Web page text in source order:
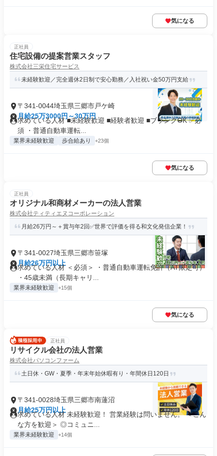
気になる
正社員
住宅設備の提案営業スタッフ
株式会社三栄住宅サービス
未経験歓迎／完全週休2日制で安心勤務／入社祝い金50万円支給
〒341-0044埼玉県三郷市戸ケ崎
月給25万3000円～30万円
求めている人材 ■未経験歓迎 ■経験者歓迎 ■ブランクOK ✅必
須 ・普通自動車運転...
業界未経験歓迎 歩合給あり +23個
気になる
正社員
オリジナル和商材メーカーの法人営業
株式会社ティティエヌコーポレーション
月給26万円～＋賞与年2回✅世界で評価を得る和文化発信企業！
〒341-0027埼玉県三郷市笹塚
月給26万円以上
求めている人材 ＜必須＞ ・普通自動車運転免許（AT限定可）
・45歳未満（長期キャリ...
業界未経験歓迎 +15個
気になる
正社員
リサイクル会社の法人営業
株式会社パソコンファーム
土日休・GW・夏季・年末年始休暇有り・年間休日120日
〒341-0028埼玉県三郷市南蓮沼
月給25万円以上
求めている人材 未経験歓迎！ 営業経験は問いません。 ＜こん
な方を歓迎＞ ◎コミュニ...
業界未経験歓迎 +14個